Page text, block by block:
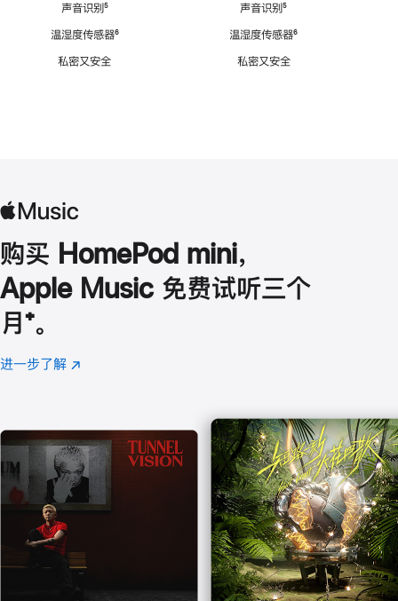
声音识别脚
⁵
温湿度传感器脚
⁶
私密又安全
声音识别脚
⁵
温湿度传感器脚
⁶
私密又安全
购买 HomePod mini，
Apple Music 免费试听三个
月 脚
注
⁺。
进一步了解 Apple
(在
口
中
打
开)